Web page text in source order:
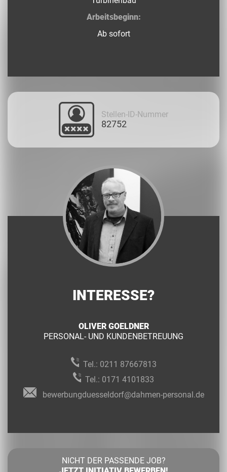
Arbeitsbeginn:
Ab sofort
Stellen-ID-Nummer
82752
INTERESSE?
OLIVER GOELDNER
PERSONAL- UND KUNDENBETREUUNG
Tel.: 0211 87667813
Tel.: 0171 4101833
bewerbungduesseldorf@dahmen-personal.de
NICHT DER PASSENDE JOB?